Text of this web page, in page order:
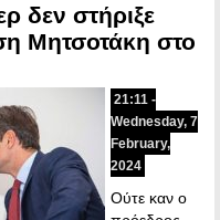
δεν στήριξε
Μητσοτάκη στο
21:11 -
Wednesday, 7
February,
2024
Ούτε καν ο